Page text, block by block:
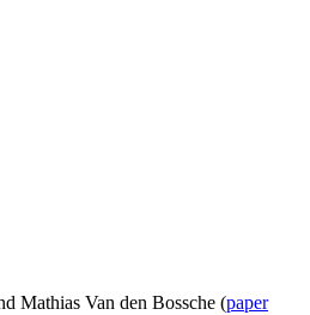
Mathias Van den Bossche (paper